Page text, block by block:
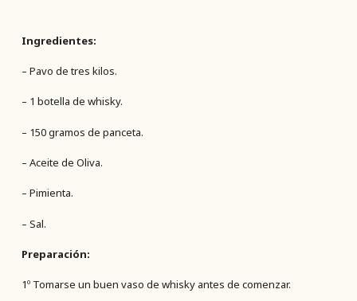
Ingredientes:
– Pavo de tres kilos.
– 1 botella de whisky.
– 150 gramos de panceta.
– Aceite de Oliva.
– Pimienta.
– Sal.
Preparación:
1º Tomarse un buen vaso de whisky antes de comenzar.